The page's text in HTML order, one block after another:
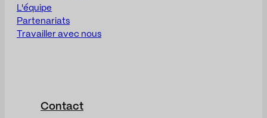
L'équipe
Partenariats
Travailler avec nous
Contact